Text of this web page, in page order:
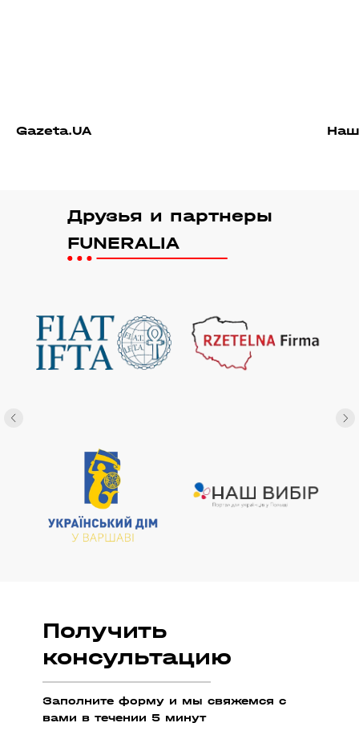
Gazeta.UA
Друзья и партнеры
FUNERALIA
Заполните форму и мы свяжемся с
вами в течении 5 минут
Получить
консультацию